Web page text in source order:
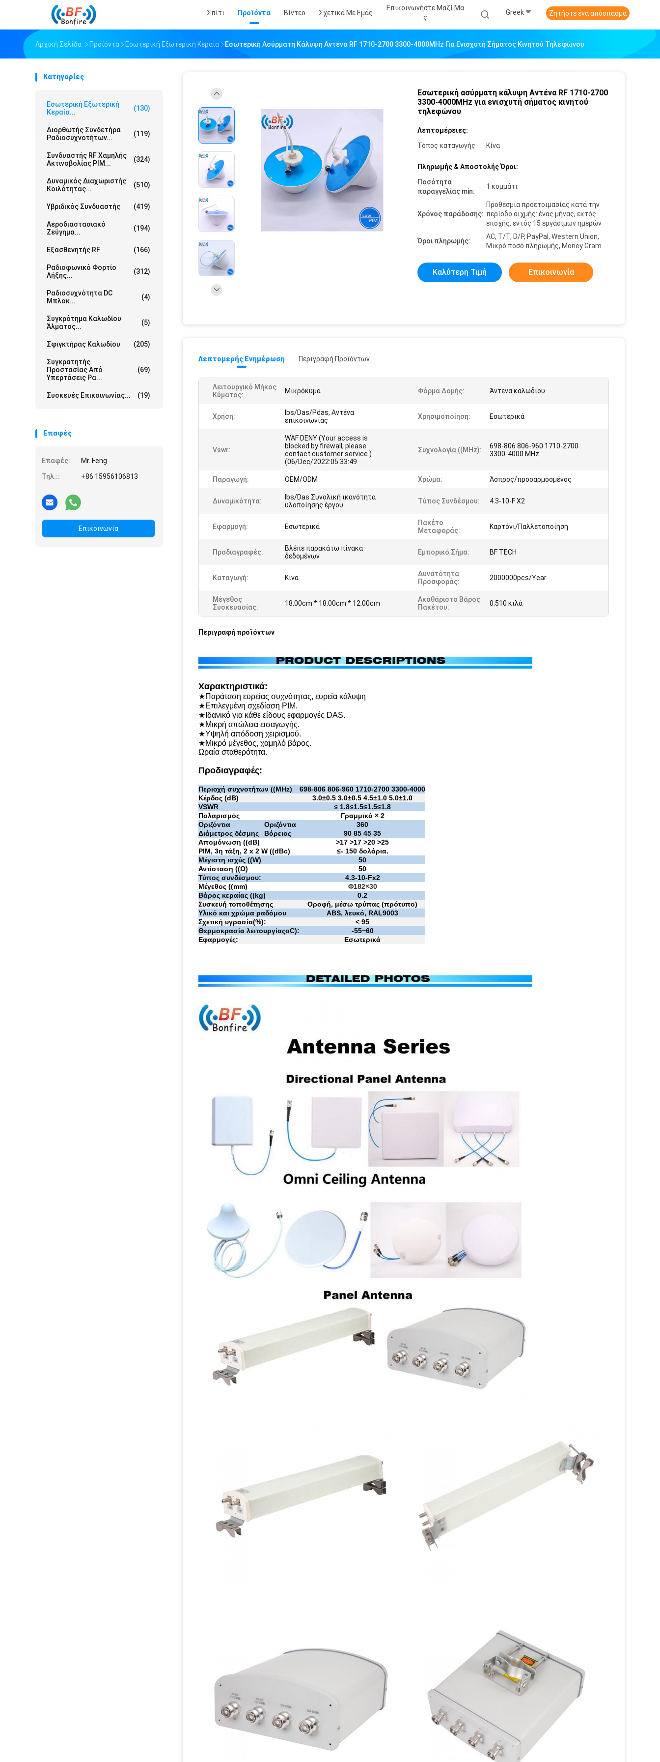
Σπίτι Προϊόντα Βίντεο Σχετικά Με Εμάς
Επικοινωνήστε Μαζί Μα
Σ
Greek Ζητήστε ένα απόσπασμα
Αρχική Σελίδα Προϊόντα Εσωτερική Εξωτερική Κεραία Εσωτερική Ασύρματη Κάλυψη Αντένα RF 1710-2700 3300-4000MHz Για Ενισχυτή Σήματος Κινητού Τηλεφώνου
Κατηγορίες
Εσωτερική Εξωτερική
Κεραία...
(130)
Διορθωτής Συνδετήρα
Ραδιοσυχνοτήτων...
(119)
Συνδυαστής RF Χαμηλής
Ακτινοβολίας PIM...
(324)
Δυναμικός Διαχωριστής
Κοιλότητας...
(510)
Υβριδικός Συνδυαστής (419)
Αεροδιαστασιακό
Ζεύγημα...
(194)
Εξασθενητής RF (166)
Ραδιοφωνικό Φορτίο
Λήξης...
(312)
Ραδιοσυχνότητα DC
Μπλοκ...
(4)
Συγκρότημα Καλωδίου
Άλματος...
(5)
Σφιγκτήρας Καλωδίου (205)
Συγκρατητής
Προστασίας Από
Υπερτάσεις Ρα...
(69)
Συσκευές Επικοινωνίας... (19)
Επαφές
Επαφές:
Mr. Feng
Τηλ.::
+86 15956106813
Επικοινωνία
Εσωτερική ασύρματη κάλυψη Αντένα RF 1710-2700
3300-4000MHz για ενισχυτή σήματος κινητού
τηλεφώνου
Λεπτομέρειες:
Τόπος καταγωγής:
Κίνα
Πληρωμής & Αποστολής Όροι:
Ποσότητα
παραγγελίας min:
1 κομμάτι
Χρόνος παράδοσης:
Προθεσμία προετοιμασίας κατά την
περίοδο αιχμής: ένας μήνας, εκτός
εποχής: εντός 15 εργάσιμων ημερών
Όροι πληρωμής:
ΛC, T/T, D/P, PayPal, Western Union,
Μικρό ποσό πληρωμής, Money Gram
Καλύτερη Τιμή Επικοινωνία
Λεπτομερής Ενημέρωση Περιγραφή Προϊόντων
Λειτουργικό Μήκος
Κύματος:
Μικρόκυμα Φόρμα Δομής: Άντενα καλωδίου
Χρήση:
Ibs/Das/Pdas, Αντένα
επικοινωνίας
Χρησιμοποίηση: Εσωτερικά
Vswr:
WAF DENY (Your access is
blocked by firewall, please
contact customer service.)
(06/Dec/2022:05:33:49
Συχνολογία ((MHz):
698-806 806-960 1710-2700
3300-4000 MHz
Παραγωγή: OEM/ODM Χρώμα: Άσπρος/προσαρμοσμένος
Δυναμικότητα:
Ibs/Das Συνολική ικανότητα
υλοποίησης έργου
Τύπος Συνδέσμου: 4.3-10-F X2
Εφαρμογή: Εσωτερικά
Πακέτο
Μεταφοράς:
Καρτόνι/Παλλετοποίηση
Προδιαγραφές:
Βλέπε παρακάτω πίνακα
δεδομένων
Εμπορικό Σήμα: BF TECH
Καταγωγή: Κίνα
Δυνατότητα
Προσφοράς:
2000000pcs/Year
Μέγεθος
Συσκευασίας:
18.00cm * 18.00cm * 12.00cm
Ακαθάριστο Βάρος
Πακέτου:
0.510 κιλά
Περιγραφή προϊόντων
Χαρακτηριστικά:
★Παράταση ευρείας συχνότητας, ευρεία κάλυψη
★Επιλεγμένη σχεδίαση PIM.
★Ιδανικό για κάθε είδους εφαρμογές DAS.
★Μικρή απώλεια εισαγωγής.
★Υψηλή απόδοση χειρισμού.
★Μικρό μέγεθος, χαμηλό βάρος.
Ωραία σταθερότητα.
Προδιαγραφές:
Περιοχή συχνοτήτων ((MHz)
698-806 806-960 1710-2700 3300-4000
Κέρδος (dB)
3.0±0.5 3.0±0.5 4.5±1.0 5.0±1.0
VSWR
≤ 1.8≤1.5≤1.5≤1.8
Πολαρισμός
Γραμμικό × 2
Οριζόντια
Διάμετρος δέσμης
Οριζόντια
Βόρειος
360
90 85 45 35
Απομόνωση ((dB)
>17 >17 >20 >25
PIM, 3η τάξη, 2 x 2 W ((dBc)
≤- 150 δολάρια.
Μέγιστη ισχύς ((W)
50
Αντίσταση ((Ω)
50
Τύπος συνδέσμου:
4.3-10-Fx2
Μέγεθος ((mm)
Φ182×30
Βάρος κεραίας ((kg)
0.2
Συσκευή τοποθέτησης
Οροφή, μέσω τρύπας (πρότυπο)
Υλικό και χρώμα ραδόμου
ABS, λευκό, RAL9003
Σχετική υγρασία(%):
< 95
Θερμοκρασία λειτουργίαςoC): -55~60
Εφαρμογές:
Εσωτερικά